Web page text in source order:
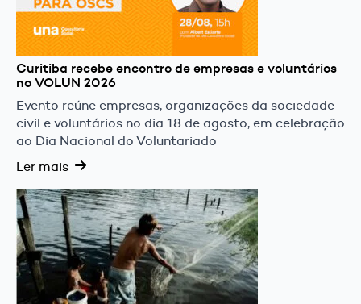
Curitiba recebe encontro de empresas e voluntários
no VOLUN 2026
Evento reúne empresas, organizações da sociedade
civil e voluntários no dia 18 de agosto, em celebração
ao Dia Nacional do Voluntariado
Ler mais